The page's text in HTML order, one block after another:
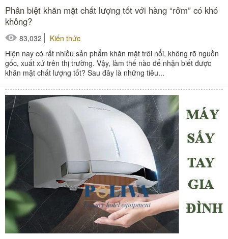
Phân biệt khăn mặt chất lượng tốt với hàng “rởm” có khó
không?
83,032
Kiến thức
Hiện nay có rất nhiều sản phẩm khăn mặt trôi nổi, không rõ nguồn
gốc, xuất xứ trên thị trường. Vậy, làm thế nào để nhận biết được
khăn mặt chất lượng tốt? Sau đây là những tiêu...